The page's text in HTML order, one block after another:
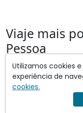
Viaje mais
Pessoa
Com essas dicas,
é simples. Reserve
e use milhas para
Utilizamos cookies
experiência de
cookies.